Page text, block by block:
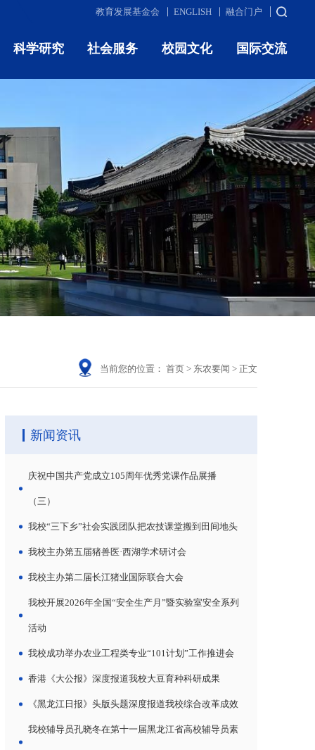
教育发展基金会 ENGLISH 融合门户
科学研究 社会服务 校园文化 国际交流
当前您的位置： 首页 > 东农要闻 > 正文
新闻资讯
庆祝中国共产党成立105周年优秀党课作品展播
（三）
我校“三下乡”社会实践团队把农技课堂搬到田间地头
我校主办第五届猪兽医·西湖学术研讨会
我校主办第二届长江猪业国际联合大会
我校开展2026年全国“安全生产月”暨实验室安全系列
活动
我校成功举办农业工程类专业“101计划”工作推进会
香港《大公报》深度报道我校大豆育种科研成果
《黑龙江日报》头版头题深度报道我校综合改革成效
我校辅导员孔晓冬在第十一届黑龙江省高校辅导员素